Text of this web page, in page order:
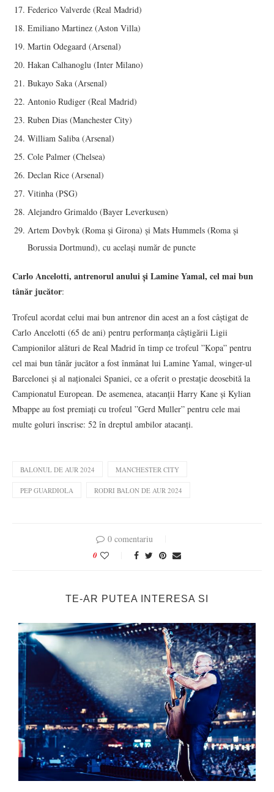
Federico Valverde (Real Madrid)
Emiliano Martinez (Aston Villa)
Martin Odegaard (Arsenal)
Hakan Calhanoglu (Inter Milano)
Bukayo Saka (Arsenal)
Antonio Rudiger (Real Madrid)
Ruben Dias (Manchester City)
William Saliba (Arsenal)
Cole Palmer (Chelsea)
Declan Rice (Arsenal)
Vitinha (PSG)
Alejandro Grimaldo (Bayer Leverkusen)
Artem Dovbyk (Roma și Girona) și Mats Hummels (Roma și
Borussia Dortmund), cu același număr de puncte
Carlo Ancelotti, antrenorul anului și Lamine Yamal, cel mai bun
tânăr jucător:
Trofeul acordat celui mai bun antrenor din acest an a fost câștigat de
Carlo Ancelotti (65 de ani) pentru performanța câștigării Ligii
Campionilor alături de Real Madrid în timp ce trofeul ”Kopa” pentru
cel mai bun tânăr jucător a fost înmânat lui Lamine Yamal, winger-ul
Barcelonei și al naționalei Spaniei, ce a oferit o prestație deosebită la
Campionatul European. De asemenea, atacanții Harry Kane și Kylian
Mbappe au fost premiați cu trofeul ”Gerd Muller” pentru cele mai
multe goluri înscrise: 52 în dreptul ambilor atacanți.
BALONUL DE AUR 2024 MANCHESTER CITY
PEP GUARDIOLA RODRI BALON DE AUR 2024
0 comentariu
0
TE-AR PUTEA INTERESA SI